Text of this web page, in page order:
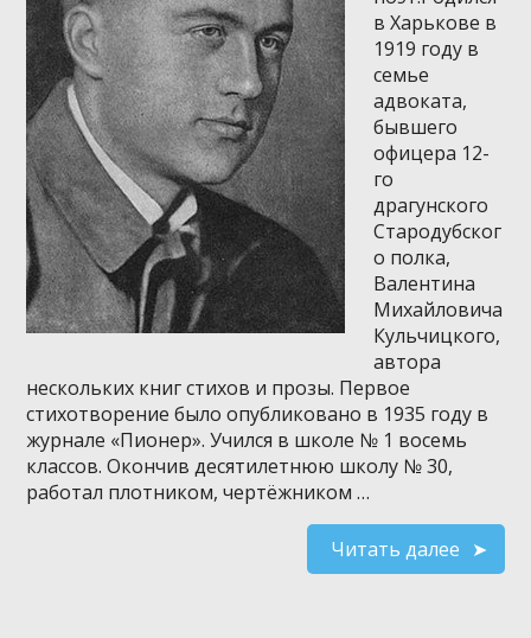
в Харькове в
1919 году в
семье
адвоката,
бывшего
офицера 12-
го
драгунского
Стародубског
о полка,
Валентина
Михайловича
Кульчицкого,
автора
нескольких книг стихов и прозы. Первое
стихотворение было опубликовано в 1935 году в
журнале «Пионер». Учился в школе № 1 восемь
классов. Окончив десятилетнюю школу № 30,
работал плотником, чертёжником …
Читать далее